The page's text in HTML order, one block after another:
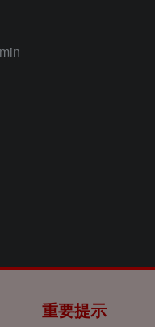
重要提示